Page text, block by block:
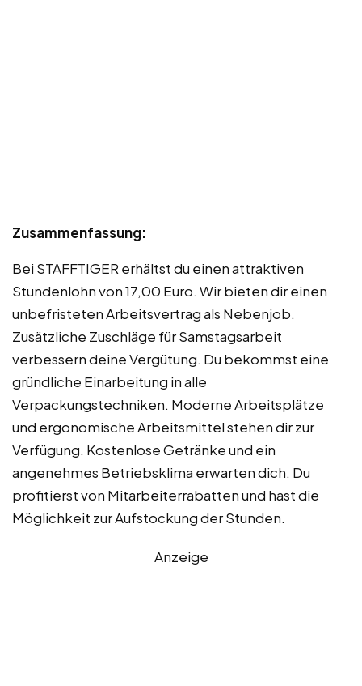
Zusammenfassung:
Bei STAFFTIGER erhältst du einen attraktiven
Stundenlohn von 17,00 Euro. Wir bieten dir einen
unbefristeten Arbeitsvertrag als Nebenjob.
Zusätzliche Zuschläge für Samstagsarbeit
verbessern deine Vergütung. Du bekommst eine
gründliche Einarbeitung in alle
Verpackungstechniken. Moderne Arbeitsplätze
und ergonomische Arbeitsmittel stehen dir zur
Verfügung. Kostenlose Getränke und ein
angenehmes Betriebsklima erwarten dich. Du
profitierst von Mitarbeiterrabatten und hast die
Möglichkeit zur Aufstockung der Stunden.
Anzeige